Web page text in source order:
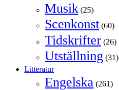
Musik (25)
Scenkonst (60)
Tidskrifter (26)
Utställning (31)
Litteratur
Engelska (261)